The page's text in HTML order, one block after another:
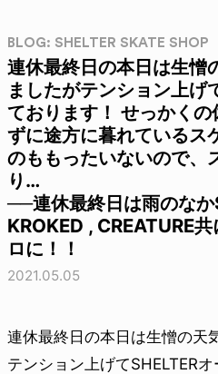
BLOG: SHELTER SKATE SHOP
連休最終日の本日は生憎
ましたがテンション上げ
ております！ せっかく
ずに途方に暮れているス
のももったいないので、
り…
──連休最終日は雨のなか
KROKED , CREATURE
ロに！！
2021.05.05
連休最終日の本日は生憎の天
テンション上げてSHELTER